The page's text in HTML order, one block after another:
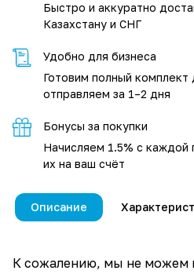
Быстро и аккуратно
Казахстану и СНГ
Удобно для бизнеса
Готовим полный комплект
отправляем за 1–2 дня
Бонусы за покупки
Начисляем 1.5% с каждой
их на ваш счёт
Описание
К сожалению, мы не можем